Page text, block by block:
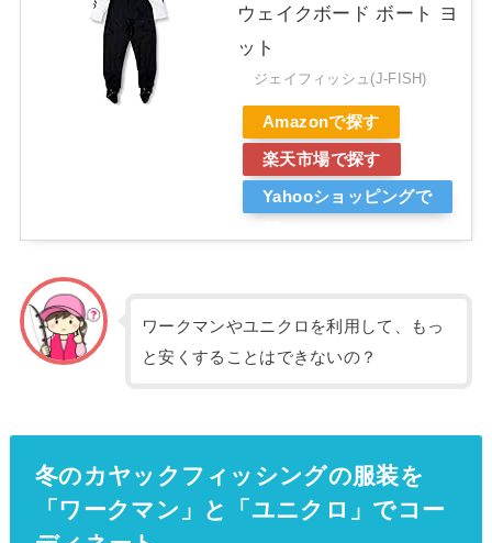
ウェイクボード ボート ヨ
ット
ジェイフィッシュ(J-FISH)
Amazonで探す
楽天市場で探す
Yahooショッピングで
ワークマンやユニクロを利用して、もっ
と安くすることはできないの？
冬のカヤックフィッシングの服装を
「ワークマン」と「ユニクロ」でコー